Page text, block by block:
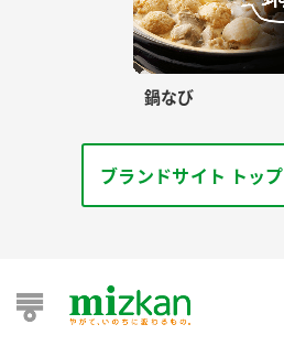
鍋なび
ブランドサイト トップ